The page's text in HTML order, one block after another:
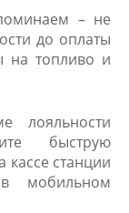
– не
до оплаты
на топливо и
лоя​льности
быструю
станции
мобильном